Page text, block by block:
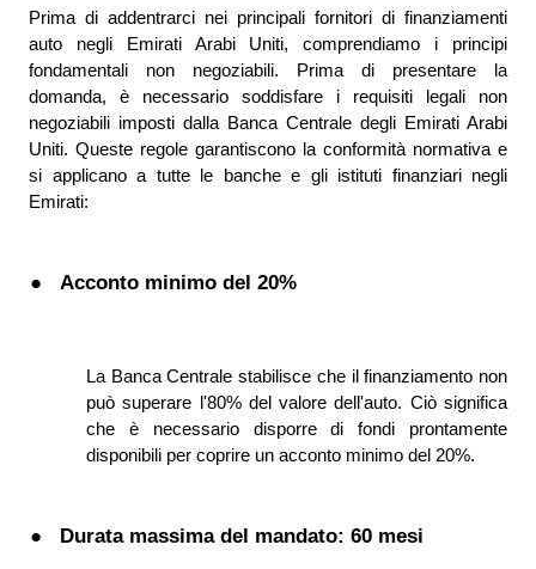
Prima di addentrarci nei principali fornitori di finanziamenti
auto negli Emirati Arabi Uniti, comprendiamo i principi
fondamentali non negoziabili. Prima di presentare la
domanda, è necessario soddisfare i requisiti legali non
negoziabili imposti dalla Banca Centrale degli Emirati Arabi
Uniti. Queste regole garantiscono la conformità normativa e
si applicano a tutte le banche e gli istituti finanziari negli
Emirati:
● Acconto minimo del 20%
La Banca Centrale stabilisce che il finanziamento non
può superare l'80% del valore dell'auto. Ciò significa
che è necessario disporre di fondi prontamente
disponibili per coprire un acconto minimo del 20%.
● Durata massima del mandato: 60 mesi